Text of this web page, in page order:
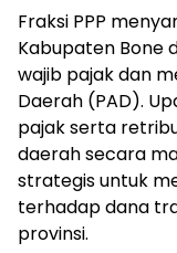
Fraksi PPP
Kabupaten Bone
wajib pajak dan
Daerah (PAD).
pajak serta
daerah secara
strategis untuk
terhadap dana
provinsi.